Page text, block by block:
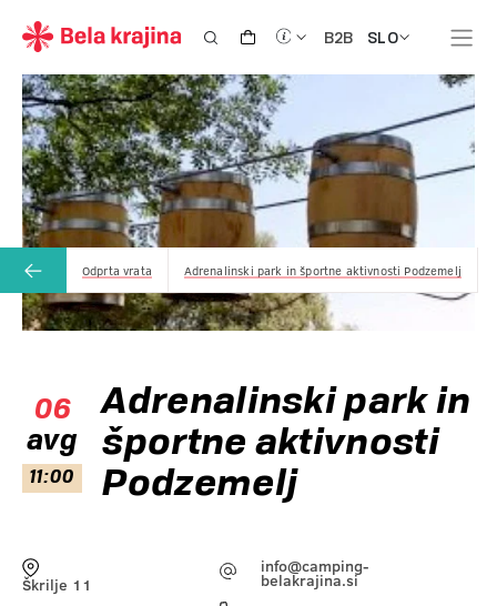
B2B SLO
Odprta vrata Adrenalinski park in športne aktivnosti Podzemelj
06
avg
11:00
Adrenalinski park in
športne aktivnosti
Podzemelj
Škrilje 11
info@camping-
belakrajina.si